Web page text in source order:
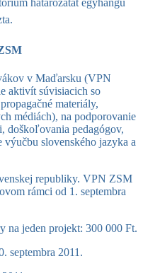
v Maďarsku (VPN
aktivít súvisiacich so
materiály,
médiách), na podporovanie
doškoľovania pedagógov,
výučbu slovenského jazyka a
republiky. VPN ZSM
rámci od 1. septembra
na jeden projekt: 300 000 Ft.
septembra 2011.